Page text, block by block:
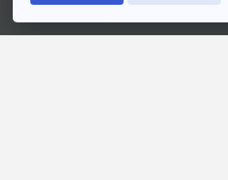
Ⓒ 2020 องค์การกระจายเสียงและแพร่ภาพสาธารณะแห่งประเทศไทย